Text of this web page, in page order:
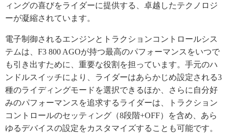
ィングの喜びをライダーに提供する、卓越したテクノロジ
ーが凝縮されています。
電子制御されるエンジンとトラクションコントロールシス
テムは、F3 800 AGOが持つ最高のパフォーマンスをいつで
も引き出すために、重要な役割を担っています。手元のハ
ンドルスイッチにより、ライダーはあらかじめ設定される3
種のライディングモードを選択できるほか、さらに自分好
みのパフォーマンスを追求するライダーは、トラクション
コントロールのセッティング（8段階+OFF）を含め、あら
ゆるデバイスの設定をカスタマイズすることも可能です。